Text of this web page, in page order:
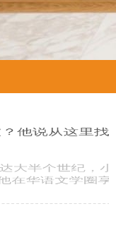
制 事故致8人死亡
长罗某驾车冲入水
通报，事发地点位于
北平锋批：被“台